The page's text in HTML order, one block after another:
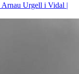
Arnau Urgell i Vidal |